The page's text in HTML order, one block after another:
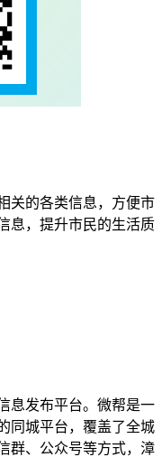
关的各类信息，方便市
息，提升市民的生活质
息发布平台。微帮是一
同城平台，覆盖了全城
群、公众号等方式，漳